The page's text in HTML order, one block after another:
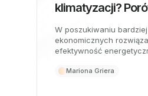
klimatyzacji?
W poszukiwaniu
ekonomicznych
efektywność
Mariona Griera